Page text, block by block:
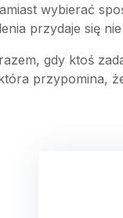
wybierać
przydaje się
gdy ktoś
przypomina,